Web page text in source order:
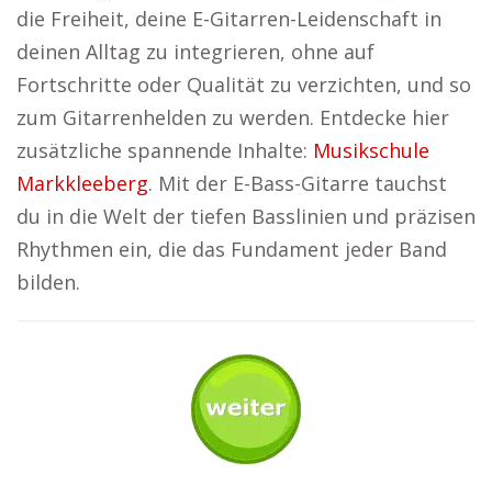
die Freiheit, deine E-Gitarren-Leidenschaft in
deinen Alltag zu integrieren, ohne auf
Fortschritte oder Qualität zu verzichten, und so
zum Gitarrenhelden zu werden. Entdecke hier
zusätzliche spannende Inhalte: Musikschule
Markkleeberg. Mit der E-Bass-Gitarre tauchst
du in die Welt der tiefen Basslinien und präzisen
Rhythmen ein, die das Fundament jeder Band
bilden.